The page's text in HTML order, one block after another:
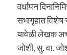
वर्धापन
सभागृहात
यावेळी लेखक
जोशी, सु. वा.